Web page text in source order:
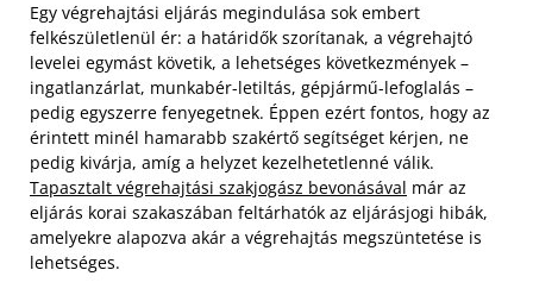
Egy végrehajtási eljárás megindulása sok embert
felkészületlenül ér: a határidők szorítanak, a végrehajtó
levelei egymást követik, a lehetséges következmények –
ingatlanzárlat, munkabér-letiltás, gépjármű-lefoglalás –
pedig egyszerre fenyegetnek. Éppen ezért fontos, hogy az
érintett minél hamarabb szakértő segítséget kérjen, ne
pedig kivárja, amíg a helyzet kezelhetetlenné válik.
Tapasztalt végrehajtási szakjogász bevonásával már az
eljárás korai szakaszában feltárhatók az eljárásjogi hibák,
amelyekre alapozva akár a végrehajtás megszüntetése is
lehetséges.